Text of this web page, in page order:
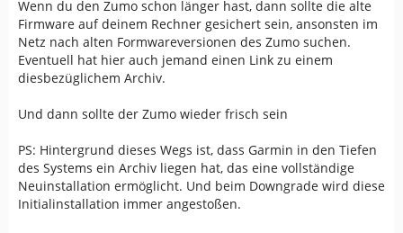
Wenn du den Zumo schon länger hast, dann sollte die alte
Firmware auf deinem Rechner gesichert sein, ansonsten im
Netz nach alten Formwareversionen des Zumo suchen.
Eventuell hat hier auch jemand einen Link zu einem
diesbezüglichem Archiv.
Und dann sollte der Zumo wieder frisch sein
PS: Hintergrund dieses Wegs ist, dass Garmin in den Tiefen
des Systems ein Archiv liegen hat, das eine vollständige
Neuinstallation ermöglicht. Und beim Downgrade wird diese
Initialinstallation immer angestoßen.